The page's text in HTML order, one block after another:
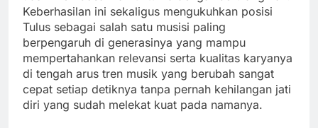
Keberhasilan ini sekaligus mengukuhkan posisi
Tulus sebagai salah satu musisi paling
berpengaruh di generasinya yang mampu
mempertahankan relevansi serta kualitas karyanya
di tengah arus tren musik yang berubah sangat
cepat setiap detiknya tanpa pernah kehilangan jati
diri yang sudah melekat kuat pada namanya.